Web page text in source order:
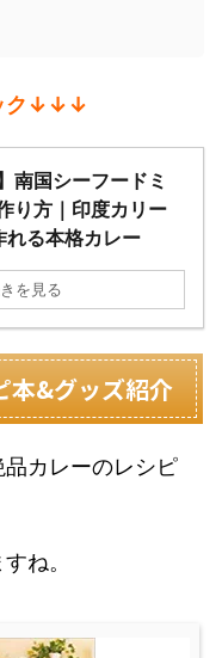
ク↓↓↓
南国シーフードミ
り方｜印度カリー
る本格カレー
を見る
本&グッズ紹介
カレーのレシピ
ね。